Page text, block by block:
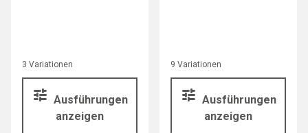
3 Variationen
Ausführungen
anzeigen
9 Variationen
Ausführungen
anzeigen